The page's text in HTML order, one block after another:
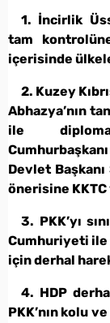
1. İncirlik
tam
içerisinde
2. Kuzey
Abhazya’nın
ile
Devlet
önerisine
3. PKK’yı
Cumhuriyeti ile
için derhal
4. HDP
PKK’nın kolu